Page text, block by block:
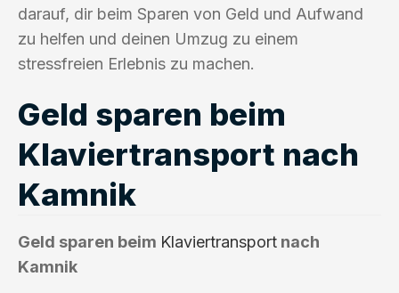
darauf, dir beim Sparen von Geld und Aufwand
zu helfen und deinen Umzug zu einem
stressfreien Erlebnis zu machen.
Geld sparen beim
Klaviertransport nach
Kamnik
Geld sparen beim Klaviertransport nach
Kamnik